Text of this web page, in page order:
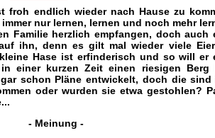
froh endlich wieder nach Hause zu
nur lernen, lernen und noch mehr
Familie herzlich empfangen, doch auch
ihn, denn es gilt mal wieder viele
Hase ist erfinderisch und so will er
einer kurzen Zeit einen riesigen Berg
schon Pläne entwickelt, doch die sind
oder wurden sie etwa gestohlen?
- Meinung -